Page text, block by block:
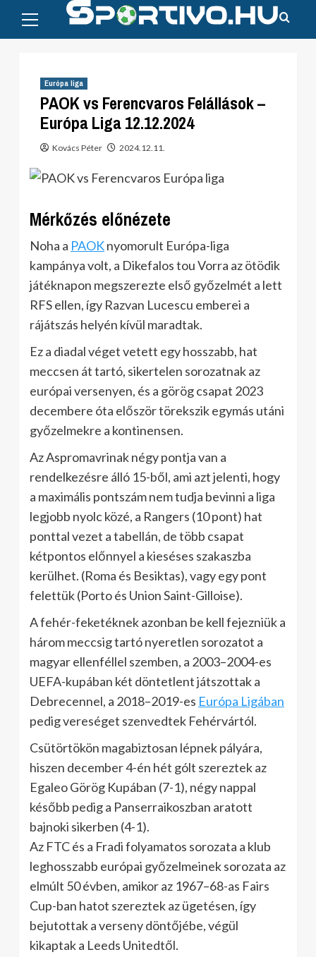
content
Menu
Európa liga
PAOK vs Ferencvaros Felállások –
Európa Liga 12.12.2024
Kovács Péter 2024.12.11.
Mérkőzés előnézete
Noha a PAOKnyomorult Európa-liga
kampánya volt, a Dikefalos tou Vorra az ötödik
játéknapon megszerezte első győzelmét a lett
RFS ellen, így Razvan Lucescu emberei a
rájátszás helyén kívül maradtak.
Ez a diadal véget vetett egy hosszabb, hat
meccsen át tartó, sikertelen sorozatnak az
európai versenyen, és a görög csapat 2023
decembere óta először törekszik egymás utáni
győzelmekre a kontinensen.
Az Aspromavrinak négy pontja van a
rendelkezésre álló 15-ből, ami azt jelenti, hogy
a maximális pontszám nem tudja bevinni a liga
legjobb nyolc közé, a Rangers (10 pont) hat
ponttal vezet a tabellán, de több csapat
kétpontos előnnyel a kieséses szakaszba
kerülhet. (Roma és Besiktas), vagy egy pont
felettük (Porto és Union Saint-Gilloise).
A fehér-feketéknek azonban be kell fejezniük a
három meccsig tartó nyeretlen sorozatot a
magyar ellenféllel szemben, a 2003–2004-es
UEFA-kupában két döntetlent játszottak a
Debrecennel, a 2018–2019-es Európa Ligában
pedig vereséget szenvedtek Fehérvártól.
Csütörtökön magabiztosan lépnek pályára,
hiszen december 4-én hét gólt szereztek az
Egaleo Görög Kupában (7-1), négy nappal
később pedig a Panserraikoszban aratott
bajnoki sikerben (4-1).
Az FTC és a Fradi folyamatos sorozata a klub
leghosszabb európai győzelmeinek sorozata az
elmúlt 50 évben, amikor az 1967–68-as Fairs
Cup-ban hatot szereztek az ügetésen, így
bejutottak a verseny döntőjébe, végül
kikaptak a Leeds Unitedtől.